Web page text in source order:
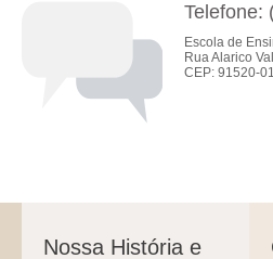
Telefone:
Escola de
Rua Alarico
CEP: 91520-
Nossa História e